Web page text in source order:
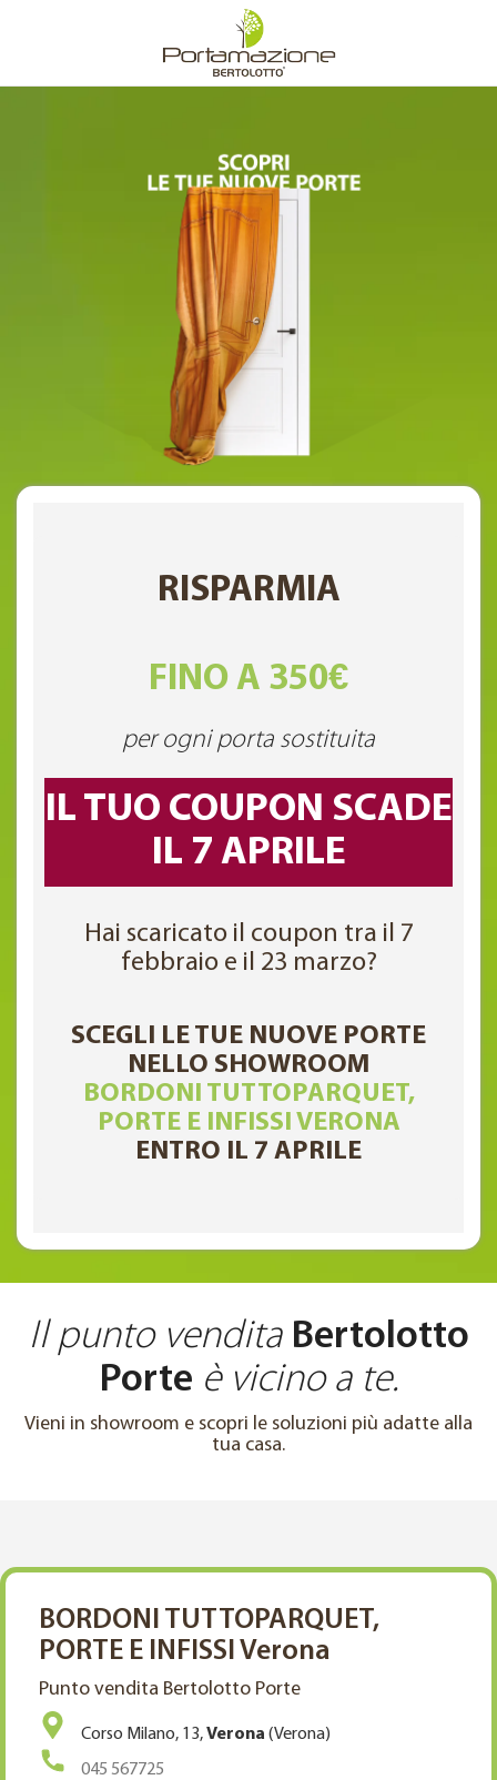
RISPARMIA
FINO A 350€
per ogni porta sostituita
IL TUO COUPON SCADE
IL 7 APRILE
Hai scaricato il coupon tra il 7
febbraio e il 23 marzo?
SCEGLI LE TUE NUOVE PORTE
NELLO SHOWROOM
BORDONI TUTTOPARQUET,
PORTE E INFISSI VERONA
ENTRO IL 7 APRILE
Il punto vendita Bertolotto
Porte è vicino a te.
Vieni in showroom e scopri le soluzioni più adatte alla
tua casa.
BORDONI TUTTOPARQUET,
PORTE E INFISSI Verona
Punto vendita Bertolotto Porte
Corso Milano, 13,Verona (Verona)
045 567725